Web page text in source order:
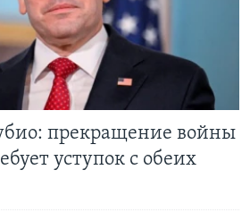
прекращение войны
уступок с обеих